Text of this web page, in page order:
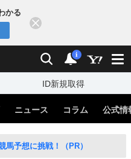
かる
検索 通知
i
ID新規取得
ニュース コラム 公式情
馬予想に挑戦！（PR）